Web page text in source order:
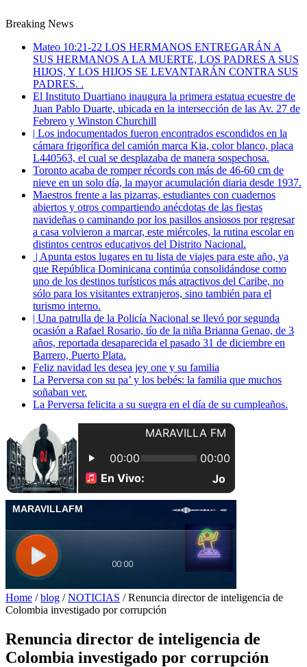
Breaking News
Mateo 10:21-22 LOS HERMANOS ENTREGARÁN A
SUS HERMANOS A LA MUERTE, LOS PADRES A SUS
HIJOS, Y LOS HIJOS SE LEVANTARÁN CONTRA SUS
PADRES. .
El Instituto Duartiano inaugura la primera estatua ecuestre de
Juan Pablo Duarte, ubicada en la intersección de las Av. 27 de
Febrero y Winston Churchill
| Los indocumentados fueron encontrados escondidos en la
cámara frigorífica del camión marca Kia, color blanco, placa
L440563, el cual se desplazaba de manera sospechosa.
Toronto acaba de romper récords con más de 46-60 cm de
nieve en un solo día, la mayor acumulación diaria desde 1937.
Maestros frente a las pizarras, estudiantes con cuadernos
abiertos y otros compartiendo anécdotas de las fiestas
navideñas o caminando por los pasillos ansiosos por regresar
a casa volvieron a marcar, este miércoles, la rutina escolar en
distintos centros educativos del Distrito Nacional.
| Apunta estos lugares en tu lista de viajes para este año, ya
que República Dominicana continúa consolidándose como
uno de los destinos turísticos más atractivos del Caribe, no
sólo para los visitantes extranjeros, sino también para el
turismo interno.
| Una patrulla de la Policía Nacional se llevó por segunda
ocasión a Rafael Rosario, tío de la niña Brianna Genao, de 3
años, reportada desaparecida el pasado 31 de diciembre en
Barrero, Puerto Plata.
Feliz navidad les desea jey one y su familia
La Perversa con su pa’ y los bebés: la familia que muchos
soñaban ver.
La Perversa felicita a su suegra en el día de su cumpleaños.
Home / blog / NOTICIAS / Renuncia director de inteligencia de
Colombia investigado por corrupción
Renuncia director de inteligencia de
Colombia investigado por corrupción